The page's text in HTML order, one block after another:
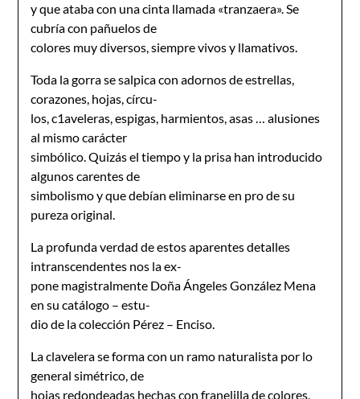
y que ataba con una cinta llamada «tranzaera». Se
cubría con pañuelos de
colores muy diversos, siempre vivos y llamativos.
Toda la gorra se salpica con adornos de estrellas,
corazones, hojas, círcu-
los, c1aveleras, espigas, harmientos, asas … alusiones
al mismo carácter
simbólico. Quizás el tiempo y la prisa han introducido
algunos carentes de
simbolismo y que debían eliminarse en pro de su
pureza original.
La profunda verdad de estos aparentes detalles
intranscendentes nos la ex-
pone magistralmente Doña Ángeles González Mena
en su catálogo – estu-
dio de la colección Pérez – Enciso.
La clavelera se forma con un ramo naturalista por lo
general simétrico, de
hojas redondeadas hechas con franelilla de colores.